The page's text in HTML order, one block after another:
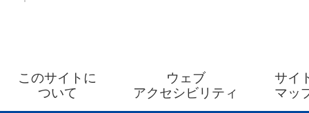
このサイトに
ついて
ウェブ
アクセシビリティ
サイ
マッ